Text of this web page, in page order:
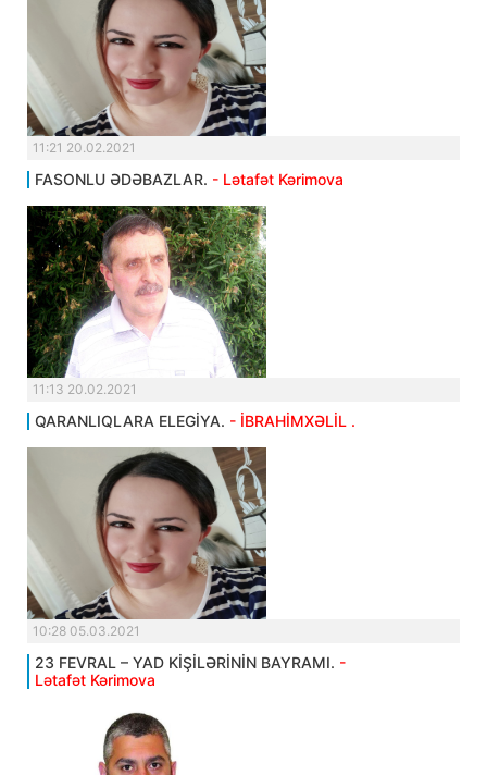
11:21 20.02.2021
FASONLU ƏDƏBAZLAR. - Lətafət Kərimova
11:13 20.02.2021
QARANLIQLARA ELEGİYA. - İBRAHİMXƏLİL .
10:28 05.03.2021
23 FEVRAL – YAD KİŞİLƏRİNİN BAYRAMI. -
Lətafət Kərimova